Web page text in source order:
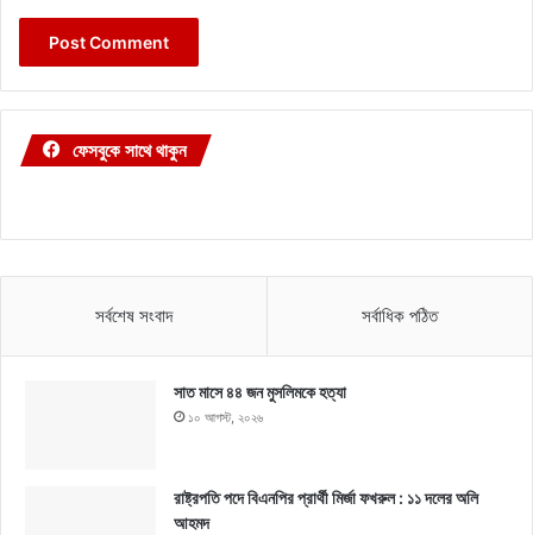
ফেসবুকে সাথে থাকুন
সর্বশেষ সংবাদ সর্বাধিক পঠিত
সাত মাসে ৪৪ জন মুসলিমকে হত্যা
১০ আগস্ট, ২০২৬
রাষ্ট্রপতি পদে বিএনপির প্রার্থী মির্জা ফখরুল : ১১ দলের অলি
আহমদ